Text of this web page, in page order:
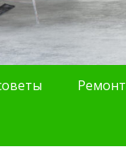
Ремонт